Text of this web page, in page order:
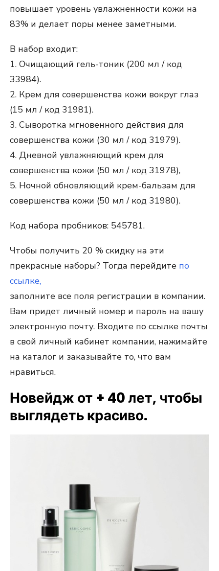
повышает уровень увлажненности кожи на
83% и делает поры менее заметными.
В набор входит:
1. Очищающий гель-тоник (200 мл / код
33984).
2. Крем для совершенства кожи вокруг глаз
(15 мл / код 31981).
3. Сыворотка мгновенного действия для
совершенства кожи (30 мл / код 31979).
4. Дневной увлажняющий крем для
совершенства кожи (50 мл / код 31978),
5. Ночной обновляющий крем-бальзам для
совершенства кожи (50 мл / код 31980).
Код набора пробников: 545781.
Чтобы получить 20 % скидку на эти
прекрасные наборы? Тогда перейдите по
ссылке,
заполните все поля регистрации в компании.
Вам придет личный номер и пароль на вашу
электронную почту. Входите по ссылке почты
в свой личный кабинет компании, нажимайте
на каталог и заказывайте то, что вам
нравиться.
Новейдж от + 40 лет, чтобы
выглядеть красиво.